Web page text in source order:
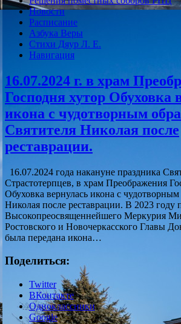
Новости
Расписание
Азбука Веры
Стихи Дяур Л. Е.
Навигация
16.07.2024 г. в храм
Господня хутор Обуховка
икона с чудотворным
Святителя Николая после
реставрации.
16.07.2024 года накануне праздника
Страстотерпцев, в храм Преображения
Обуховка вернулась икона с
Николая после реставрации. В 2023 году
Высокопреосвященнейшего Меркурия
Ростовского и Новочеркасского Главы
была передана икона…
Поделиться:
Twitter
ВКонтакте
Одноклассники
Google